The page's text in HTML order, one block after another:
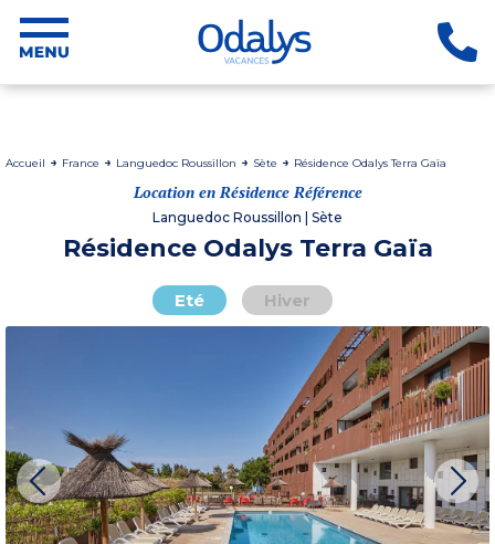
Accueil France Languedoc Roussillon Sète Résidence Odalys Terra Gaïa
Location en Résidence Référence
Languedoc Roussillon | Sète
Résidence Odalys Terra Gaïa
Eté Hiver